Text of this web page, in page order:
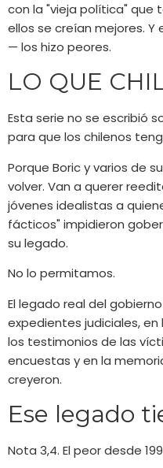
con la "vieja política" que
ellos se creían mejores.
— los hizo peores.
LO QUE
Esta serie no se escribió
para que los chilenos
Porque Boric y varios de
volver. Van a querer
jóvenes idealistas a
fácticos" impidieron
su legado.
No lo permitamos.
El legado real del
expedientes judiciales,
los testimonios de las
encuestas y en la
creyeron.
Ese legado
Nota 3,4. El peor desde